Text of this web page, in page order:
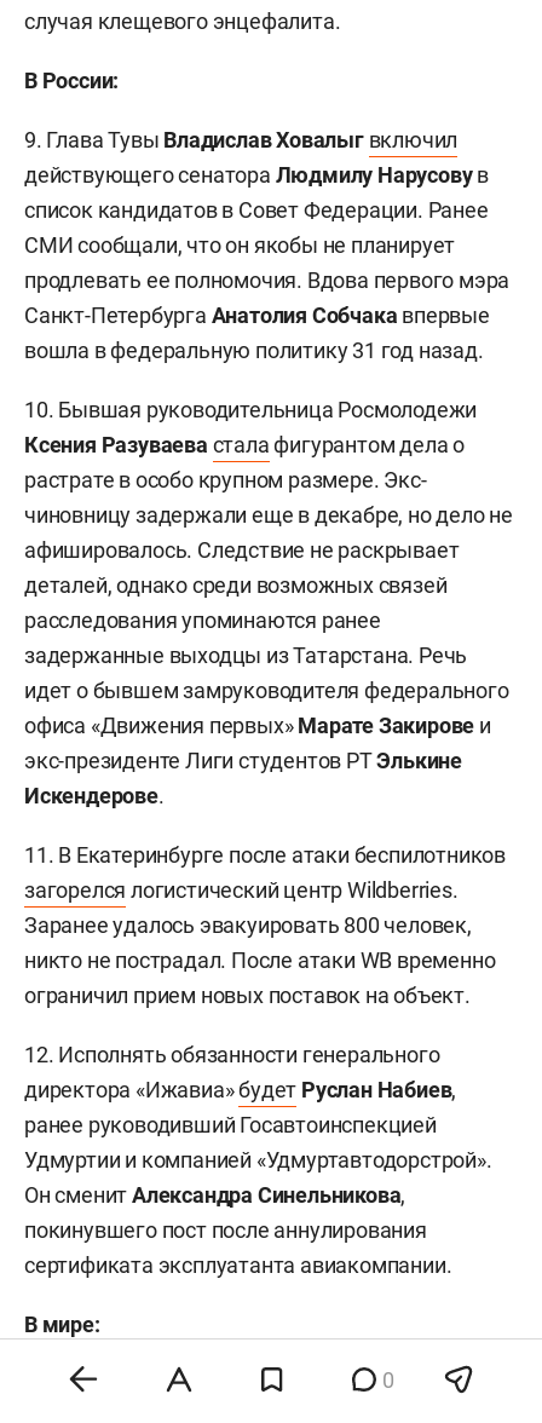
случая клещевого энцефалита.
В России:
9. Глава Тувы Владислав Ховалыг включил
действующего сенатора Людмилу Нарусовув
список кандидатов в Совет Федерации. Ранее
СМИ сообщали, что он якобы не планирует
продлевать ее полномочия. Вдова первого мэра
Санкт-Петербурга Анатолия Собчака впервые
вошла в федеральную политику 31 год назад.
10. Бывшая руководительница Росмолодежи
Ксения Разуваева стала фигурантом дела о
растрате в особо крупном размере. Экс-
чиновницу задержали еще в декабре, но дело не
афишировалось. Следствие не раскрывает
деталей, однако среди возможных связей
расследования упоминаются ранее
задержанные выходцы из Татарстана. Речь
идет о бывшем замруководителя федерального
офиса «Движения первых»Марате Закирове и
экс-президенте Лиги студентов РТЭлькине
Искендерове.
11. В Екатеринбурге после атаки беспилотников
загорелся логистический центр Wildberries.
Заранее удалось эвакуировать 800 человек,
никто не пострадал. После атаки WB временно
ограничил прием новых поставок на объект.
12. Исполнять обязанности генерального
директора «Ижавиа»будет Руслан Набиев,
ранее руководивший Госавтоинспекцией
Удмуртии и компанией «Удмуртавтодорстрой».
Он сменитАлександра Синельникова,
покинувшего пост после аннулирования
сертификата эксплуатанта авиакомпании.
В мире:
13. Гендиректор Серпуховского завода
0